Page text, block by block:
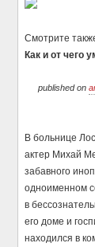
Смотрите
Как и от чего
published on
В больнице
актер Михай
забавного
одноименном
в
его доме и
находился в